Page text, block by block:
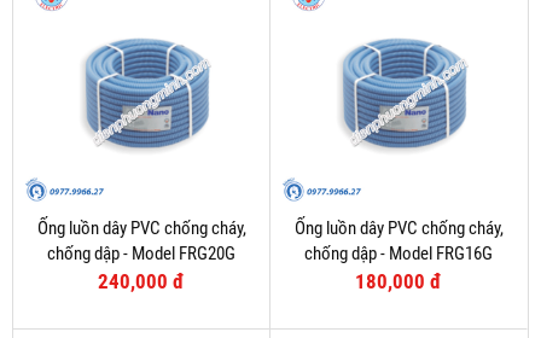
Ống luồn dây PVC chống cháy,
chống dập - Model FRG20G
240,000 đ
Ống luồn dây PVC chống cháy,
chống dập - Model FRG16G
180,000 đ